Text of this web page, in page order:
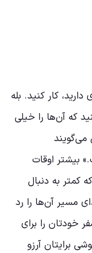
کار کنید. بله
که آن‌ها را خیلی
می‌گویند
بیشتر اوقات
کمتر به دنبال
مسیر آن‌ها را رد
خودتان را برای
برایتان آرزو